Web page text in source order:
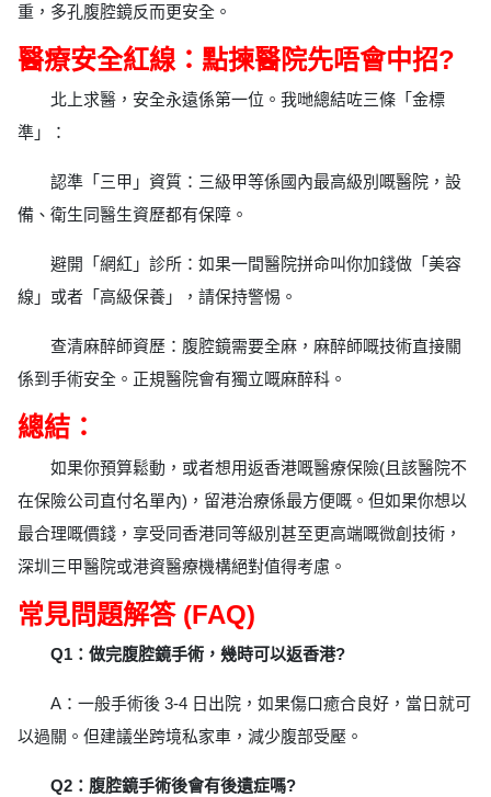
重，多孔腹腔鏡反而更安全。
醫療安全紅線：點揀醫院先唔會中招?
北上求醫，安全永遠係第一位。我哋總結咗三條「金標
準」：
認準「三甲」資質：三級甲等係國內最高級別嘅醫院，設
備、衛生同醫生資歷都有保障。
避開「網紅」診所：如果一間醫院拼命叫你加錢做「美容
線」或者「高級保養」，請保持警惕。
查清麻醉師資歷：腹腔鏡需要全麻，麻醉師嘅技術直接關
係到手術安全。正規醫院會有獨立嘅麻醉科。
總結：
如果你預算鬆動，或者想用返香港嘅醫療保險(且該醫院不
在保險公司直付名單內)，留港治療係最方便嘅。但如果你想以
最合理嘅價錢，享受同香港同等級別甚至更高端嘅微創技術，
深圳三甲醫院或港資醫療機構絕對值得考慮。
常見問題解答 (FAQ)
Q1：做完腹腔鏡手術，幾時可以返香港?
A：一般手術後 3-4 日出院，如果傷口癒合良好，當日就可
以過關。但建議坐跨境私家車，減少腹部受壓。
Q2：腹腔鏡手術後會有後遺症嗎?